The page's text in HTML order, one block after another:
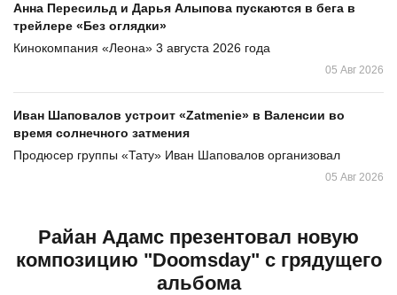
Анна Пересильд и Дарья Алыпова пускаются в бега в
трейлере «Без оглядки»
Кинокомпания «Леона» 3 августа 2026 года
05 Авг 2026
Иван Шаповалов устроит «Zatmenie» в Валенсии во
время солнечного затмения
Продюсер группы «Тату» Иван Шаповалов организовал
05 Авг 2026
Райан Адамс презентовал новую
композицию "Doomsday" с грядущего
альбома